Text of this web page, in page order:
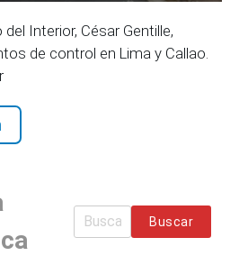
del Interior, César Gentille,
de control en Lima y Callao.
Buscar